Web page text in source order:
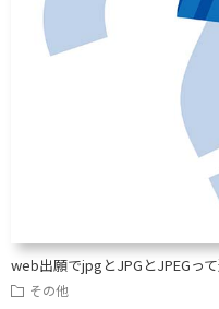
web出願でjpgとJPGとJPEGっ
その他